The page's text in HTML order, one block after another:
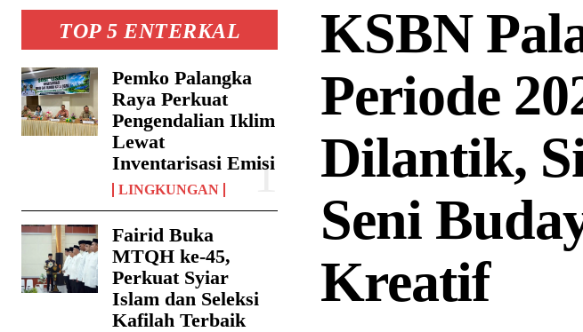
TOP 5 ENTERKAL
Pemko Palangka
Raya Perkuat
Pengendalian Iklim
Lewat
Inventarisasi Emisi
LINGKUNGAN
Fairid Buka
MTQH ke-45,
Perkuat Syiar
Islam dan Seleksi
Kafilah Terbaik
KSBN
Periode
Dilantik,
Seni
Kreatif